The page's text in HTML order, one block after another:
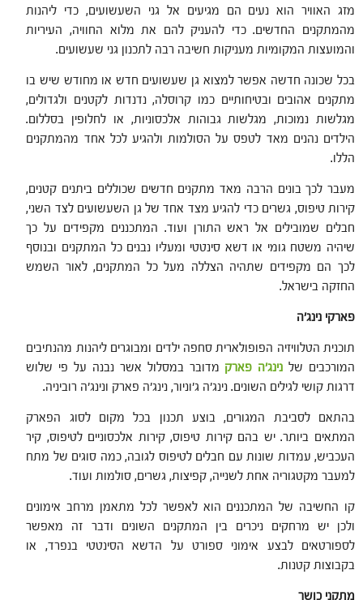
מזג האוויר הוא נעים הם מגיעים אל גני השעשועים, כדי ליהנות
מהמתקנים החדשים. כדי להעניק להם את מלוא החוויה, העיריות
והמועצות המקומיות מעניקות חשיבה רבה לתכנון גני שעשועים.
בכל שכונה חדשה אפשר למצוא גן שעשועים חדש או מחודש שיש בו
מתקנים אהובים ובטיחותיים כמו קרוסלה, נדנדות לקטנים ולגדולים,
מגלשות נמוכות, מגלשות גבוהות אלכסוניות, או לחלופין בסללום.
הילדים נהנים מאד לטפס על הסולמות ולהגיע לכל אחד מהמתקנים
הללו.
מעבר לכך בונים הרבה מאד מתקנים חדשים שכוללים ביתנים קטנים,
קירות טיפוס, גשרים כדי להגיע מצד אחד של גן השעשועים לצד השני,
חבלים שמובילים אל ראש התורן ועוד. המתכננים מקפידים על כך
שיהיה משטח גומי או דשא סינטטי ומעליו נבנים כל המתקנים ובנוסף
לכך הם מקפידים שתהיה הצללה מעל כל המתקנים, לאור השמש
החזקה בישראל.
פארקי נינג'ה
תוכנית הטלוויזיה הפופולארית סחפה ילדים ומבוגרים ליהנות מהנתיבים
המורכבים של נינג'ה פארקמדובר במסלול אשר נבנה על פי שלוש
דרגות קושי לגילים השונים. נינג'ה ג'וניור, נינג'ה פארק ונינג'ה רוביניה.
בהתאם לסביבת המגורים, בוצע תכנון בכל מקום לסוג הפארק
המתאים ביותר. יש בהם קירות טיפוס, קירות אלכסוניים לטיפוס, קיר
העכביש, עמדות שונות עם חבלים לטיפוס לגובה, כמה סוגים של מתח
למעבר מקטגוריה אחת לשנייה, קפיצות, גשרים, סולמות ועוד.
קו החשיבה של המתכננים הוא לאפשר לכל מתאמן מרחב אימונים
ולכן יש מרחקים ניכרים בין המתקנים השונים ודבר זה מאפשר
לספורטאים לבצע אימוני ספורט על הדשא הסינטטי בנפרד, או
בקבוצות קטנות.
מתקני כושר